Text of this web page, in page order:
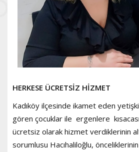
HERKESE ÜCRETSİZ HİZMET
Kadıköy ilçesinde ikamet eden
gören çocuklar ile ergenlere
ücretsiz olarak hizmet verdiklerinin
sorumlusu Hacıhaliloğlu,